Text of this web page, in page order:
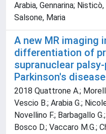
Arabia, Gennarina;
Salsone, Maria
A new MR imaging
differentiation of
supranuclear
Parkinson's
2018 Quattrone A.;
Vescio B.; Arabia G.;
Novellino F.; Barbagallo
Bosco D.; Vaccaro M.G.;